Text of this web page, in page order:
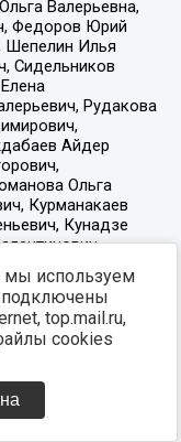
мы используем
подключены
top.mail.ru,
cookies